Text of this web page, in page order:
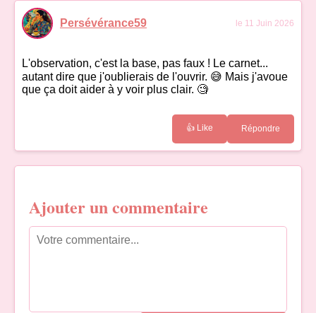
Persévérance59 le 11 Juin 2026
L'observation, c'est la base, pas faux ! Le carnet...
autant dire que j'oublierais de l'ouvrir. 😅 Mais j'avoue
que ça doit aider à y voir plus clair. 🧐
👍 Like Répondre
Ajouter un commentaire